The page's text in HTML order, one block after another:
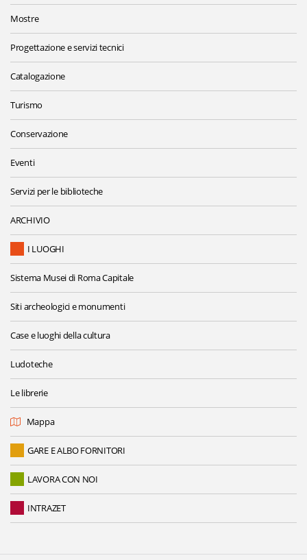
Mostre
Progettazione e servizi tecnici
Catalogazione
Turismo
Conservazione
Eventi
Servizi per le biblioteche
ARCHIVIO
I LUOGHI
Sistema Musei di Roma Capitale
Siti archeologici e monumenti
Case e luoghi della cultura
Ludoteche
Le librerie
Mappa
GARE E ALBO FORNITORI
LAVORA CON NOI
INTRAZET